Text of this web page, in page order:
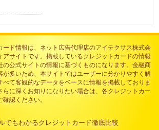
ド情報は、 ネット広告代理店のアイテクサス株式会
アサイトです。掲載しているクレジットカードの情報
の公式サイトの情報に基づくものになります。金融商
が多いため、本サイトではユーザーに分かりやすく解
べて客観的なデータをベースに情報を掲載しておりま
らに深くお知りになりたい場合は、各クレジットカー
認ください。
でもわかるクレジットカード徹底比較